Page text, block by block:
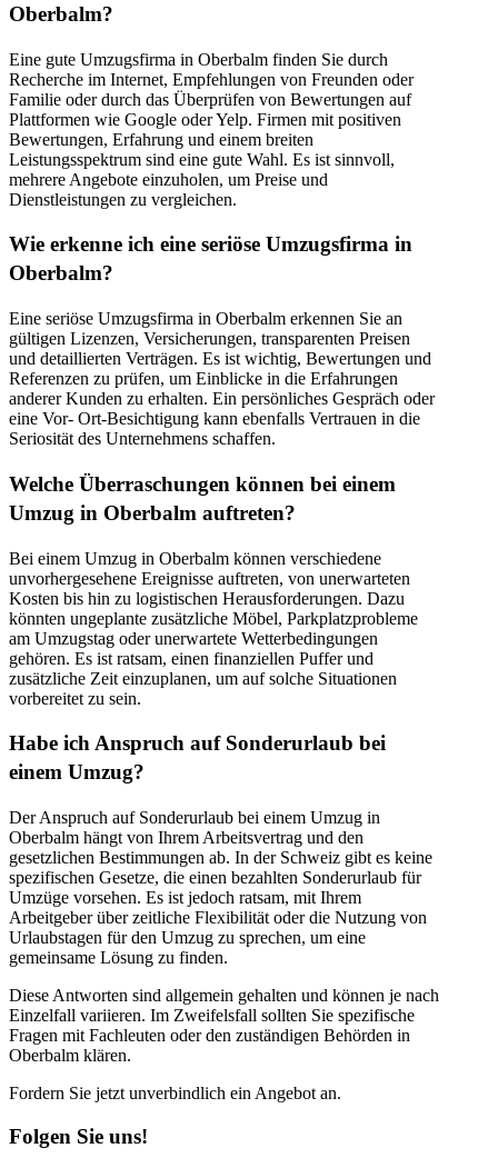
Oberbalm?
Eine gute Umzugsfirma in Oberbalm finden Sie durch
Recherche im Internet, Empfehlungen von Freunden oder
Familie oder durch das Überprüfen von Bewertungen auf
Plattformen wie Google oder Yelp. Firmen mit positiven
Bewertungen, Erfahrung und einem breiten
Leistungsspektrum sind eine gute Wahl. Es ist sinnvoll,
mehrere Angebote einzuholen, um Preise und
Dienstleistungen zu vergleichen.
Wie erkenne ich eine seriöse Umzugsfirma in
Oberbalm?
Eine seriöse Umzugsfirma in Oberbalm erkennen Sie an
gültigen Lizenzen, Versicherungen, transparenten Preisen
und detaillierten Verträgen. Es ist wichtig, Bewertungen und
Referenzen zu prüfen, um Einblicke in die Erfahrungen
anderer Kunden zu erhalten. Ein persönliches Gespräch oder
eine Vor- Ort-Besichtigung kann ebenfalls Vertrauen in die
Seriosität des Unternehmens schaffen.
Welche Überraschungen können bei einem
Umzug in Oberbalm auftreten?
Bei einem Umzug in Oberbalm können verschiedene
unvorhergesehene Ereignisse auftreten, von unerwarteten
Kosten bis hin zu logistischen Herausforderungen. Dazu
könnten ungeplante zusätzliche Möbel, Parkplatzprobleme
am Umzugstag oder unerwartete Wetterbedingungen
gehören. Es ist ratsam, einen finanziellen Puffer und
zusätzliche Zeit einzuplanen, um auf solche Situationen
vorbereitet zu sein.
Habe ich Anspruch auf Sonderurlaub bei
einem Umzug?
Der Anspruch auf Sonderurlaub bei einem Umzug in
Oberbalm hängt von Ihrem Arbeitsvertrag und den
gesetzlichen Bestimmungen ab. In der Schweiz gibt es keine
spezifischen Gesetze, die einen bezahlten Sonderurlaub für
Umzüge vorsehen. Es ist jedoch ratsam, mit Ihrem
Arbeitgeber über zeitliche Flexibilität oder die Nutzung von
Urlaubstagen für den Umzug zu sprechen, um eine
gemeinsame Lösung zu finden.
Diese Antworten sind allgemein gehalten und können je nach
Einzelfall variieren. Im Zweifelsfall sollten Sie spezifische
Fragen mit Fachleuten oder den zuständigen Behörden in
Oberbalm klären.
Fordern Sie jetzt unverbindlich ein Angebot an.
Folgen Sie uns!